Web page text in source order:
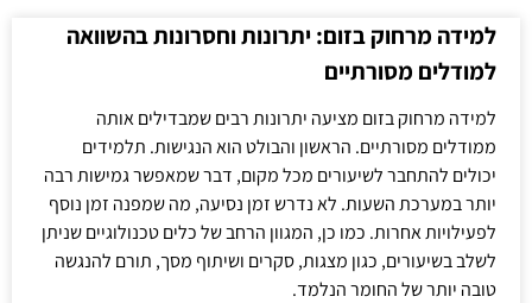
למידה מרחוק בזום: יתרונות וחסרונות בהשוואה
למודלים מסורתיים
למידה מרחוק בזום מציעה יתרונות רבים שמבדילים אותה
ממודלים מסורתיים. הראשון והבולט הוא הנגישות. תלמידים
יכולים להתחבר לשיעורים מכל מקום, דבר שמאפשר גמישות רבה
יותר במערכת השעות. לא נדרש זמן נסיעה, מה שמפנה זמן נוסף
לפעילויות אחרות. כמו כן, המגוון הרחב של כלים טכנולוגיים שניתן
לשלב בשיעורים, כגון מצגות, סקרים ושיתוף מסך, תורם להנגשה
טובה יותר של החומר הנלמד.